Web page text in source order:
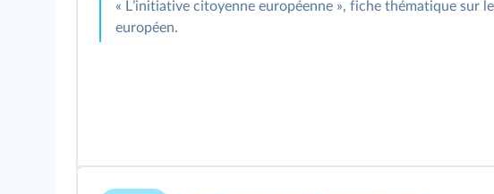
« Lʼinitiative citoyenne européenne », fiche thématique sur
européen.